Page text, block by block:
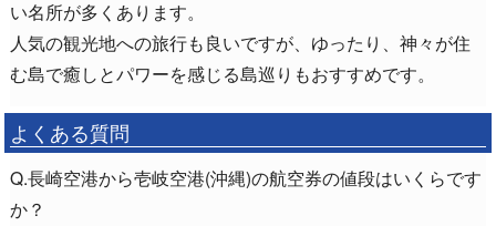
い名所が多くあります。
人気の観光地への旅行も良いですが、ゆったり、神々が住
む島で癒しとパワーを感じる島巡りもおすすめです。
よくある質問
Q.長崎空港から壱岐空港(沖縄)の航空券の値段はいくらです
か？